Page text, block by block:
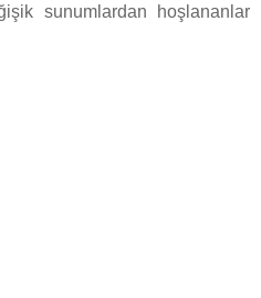
sunumlardan hoşlananlar